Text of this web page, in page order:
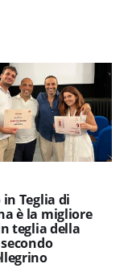
in Teglia di
è la migliore
teglia della